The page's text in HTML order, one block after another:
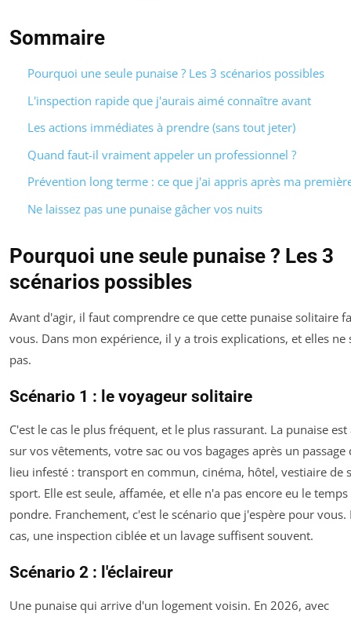
Sommaire
Pourquoi une seule punaise ? Les 3 scénarios possibles
L'inspection rapide que j'aurais aimé connaître avant
Les actions immédiates à prendre (sans tout jeter)
Quand faut-il vraiment appeler un professionnel ?
Prévention long terme : ce que j'ai appris après ma
Ne laissez pas une punaise gâcher vos nuits
Pourquoi une seule punaise ? Les 3
scénarios possibles
Avant d'agir, il faut comprendre ce que cette punaise solitaire
vous. Dans mon expérience, il y a trois explications, et elles ne
pas.
Scénario 1 : le voyageur solitaire
C'est le cas le plus fréquent, et le plus rassurant. La punaise
sur vos vêtements, votre sac ou vos bagages après un passage
lieu infesté : transport en commun, cinéma, hôtel, vestiaire de
sport. Elle est seule, affamée, et elle n'a pas encore eu le temps
pondre. Franchement, c'est le scénario que j'espère pour vous.
cas, une inspection ciblée et un lavage suffisent souvent.
Scénario 2 : l'éclaireur
Une punaise qui arrive d'un logement voisin. En 2026, avec